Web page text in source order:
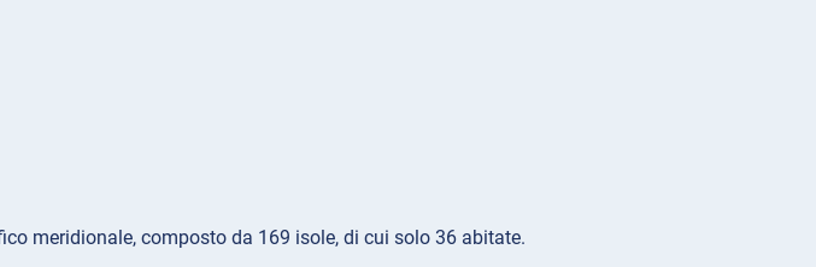
meridionale, composto da 169 isole, di cui solo 36 abitate.